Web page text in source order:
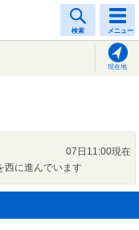
検索 メニュー
現在地
07日11:00現在
西に進んでいます